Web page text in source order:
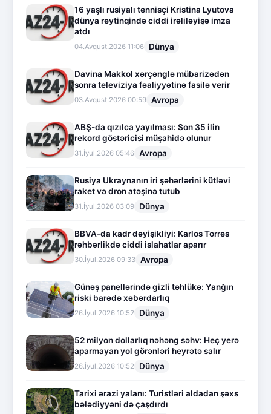
16 yaşlı rusiyalı tennisçi Kristina Lyutova
dünya reytinqində ciddi irəliləyişə imza
atdı
04.Avqust.2026 11:06 Dünya
Davina Makkol xərçənglə mübarizədən
sonra televiziya fəaliyyətinə fasilə verir
03.Avqust.2026 00:59 Avropa
ABŞ-da qızılca yayılması: Son 35 ilin
rekord göstəricisi müşahidə olunur
31.İyul.2026 05:46 Avropa
Rusiya Ukraynanın iri şəhərlərini kütləvi
raket və dron atəşinə tutub
31.İyul.2026 03:09 Dünya
BBVA-da kadr dəyişikliyi: Karlos Torres
rəhbərlikdə ciddi islahatlar aparır
30.İyul.2026 09:33 Avropa
Günəş panellərində gizli təhlükə: Yanğın
riski barədə xəbərdarlıq
26.İyul.2026 10:52 Dünya
52 milyon dollarlıq nəhəng səhv: Heç yerə
aparmayan yol görənləri heyrətə salır
26.İyul.2026 10:52 Dünya
Tarixi ərazi yalanı: Turistləri aldadan şəxs
bələdiyyəni də çaşdırdı